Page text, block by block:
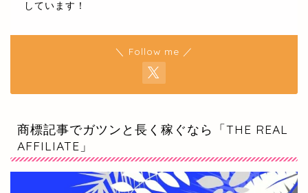
しています！
＼ Follow me ／
商標記事でガツンと長く稼ぐなら「THE REAL
AFFILIATE」